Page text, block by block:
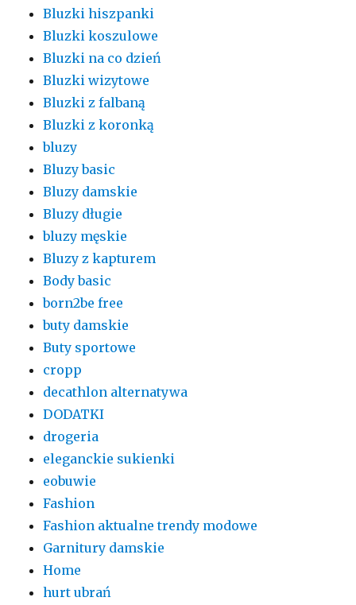
Bluzki hiszpanki
Bluzki koszulowe
Bluzki na co dzień
Bluzki wizytowe
Bluzki z falbaną
Bluzki z koronką
bluzy
Bluzy basic
Bluzy damskie
Bluzy długie
bluzy męskie
Bluzy z kapturem
Body basic
born2be free
buty damskie
Buty sportowe
cropp
decathlon alternatywa
DODATKI
drogeria
eleganckie sukienki
eobuwie
Fashion
Fashion aktualne trendy modowe
Garnitury damskie
Home
hurt ubrań